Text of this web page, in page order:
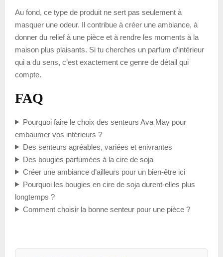
Au fond, ce type de produit ne sert pas seulement à
masquer une odeur. Il contribue à créer une ambiance, à
donner du relief à une pièce et à rendre les moments à la
maison plus plaisants. Si tu cherches un parfum d’intérieur
qui a du sens, c’est exactement ce genre de détail qui
compte.
FAQ
Pourquoi faire le choix des senteurs Ava May pour
embaumer vos intérieurs ?
Des senteurs agréables, variées et enivrantes
Des bougies parfumées à la cire de soja
Créer une ambiance d’ailleurs pour un bien-être ici
Pourquoi les bougies en cire de soja durent-elles plus
longtemps ?
Comment choisir la bonne senteur pour une pièce ?